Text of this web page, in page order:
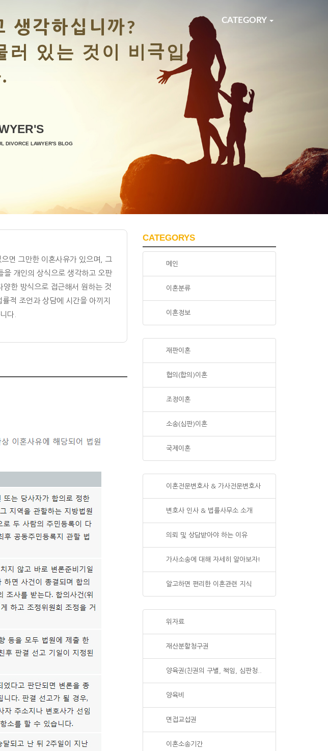
CATEGORY
면 그만한 이혼사유가 있으며, 그
을 개인의 상식으로 생각하고 오판
한 방식으로 접근해서 원하는 것
적 조언과 상담에 시간을 아끼지
다.
CATEGORYS
메인
이혼분류
이혼정보
재판이혼
협의(합의)이혼
조정이혼
소송(심판)이혼
국제이혼
이혼전문변호사 & 가사전문변호사
변호사 인사 & 법률사무소 소개
의뢰 및 상담받아야 하는 이유
가사소송에 대해 자세히 알아보자!
알고하면 편리한 이혼관련 지식
위자료
재산분할청구권
양육권(친권의 구별, 책임, 심판청..
양육비
면접교섭권
이혼소송기간